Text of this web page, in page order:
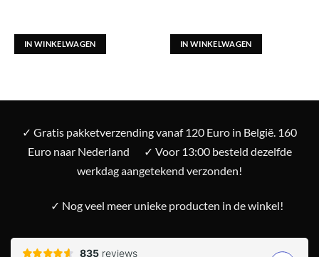
IN WINKELWAGEN IN WINKELWAGEN
✓ Gratis pakketverzending vanaf 120 Euro in België. 160
Euro naar Nederland
✓ Voor 13:00 besteld dezelfde
werkdag aangetekend verzonden!
✓ Nog veel meer unieke producten in de winkel!